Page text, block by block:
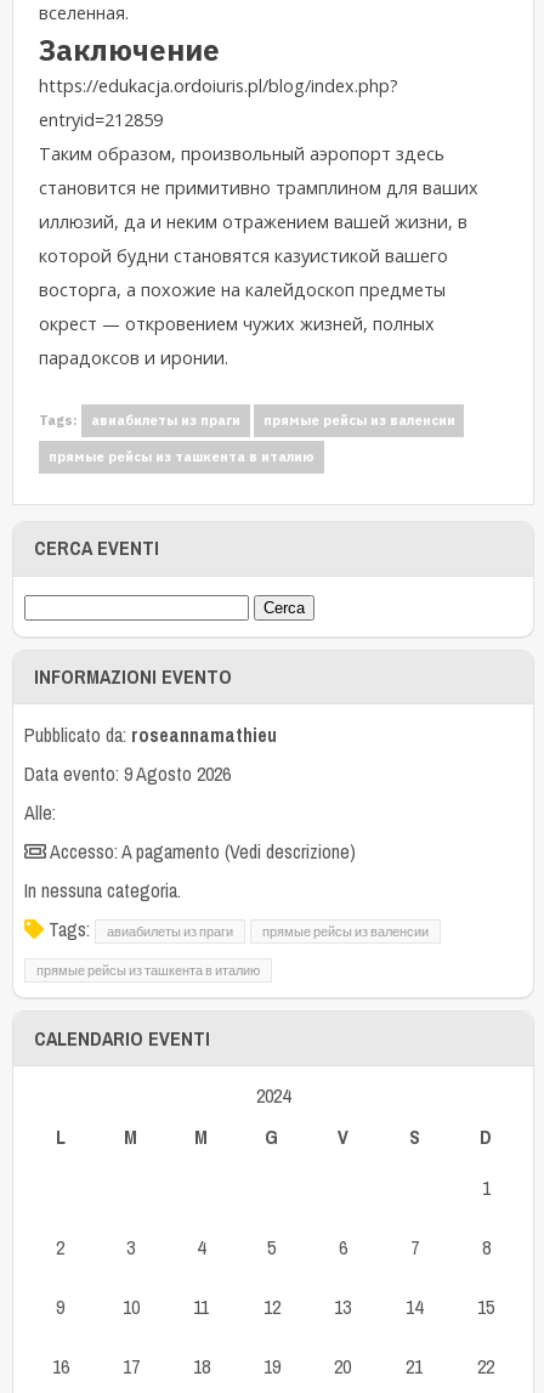
вселенная.
Заключение
https://edukacja.ordoiuris.pl/blog/index.php?
entryid=212859
Таким образом, произвольный аэропорт здесь
становится не примитивно трамплином для ваших
иллюзий, да и неким отражением вашей жизни, в
которой будни становятся казуистикой вашего
восторга, а похожие на калейдоскоп предметы
окрест — откровением чужих жизней, полных
парадоксов и иронии.
Tags: авиабилеты из праги прямые рейсы из валенсии
прямые рейсы из ташкента в италию
CERCA EVENTI
INFORMAZIONI EVENTO
Pubblicato da: roseannamathieu
Data evento: 9 Agosto 2026
Alle:
Accesso: A pagamento (Vedi descrizione)
In nessuna categoria.
Tags:
авиабилеты из праги прямые рейсы из валенсии
прямые рейсы из ташкента в италию
CALENDARIO EVENTI
2024
L
M M G V S D
1
2 3 4 5 6 7 8
9 10 11 12 13 14 15
16 17 18 19 20 21 22